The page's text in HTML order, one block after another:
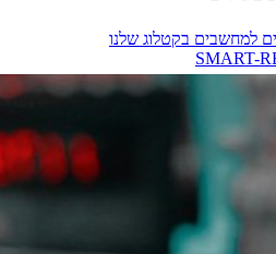
למחשבים בקטלוג שלנו